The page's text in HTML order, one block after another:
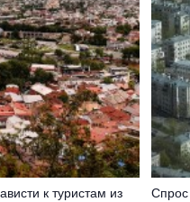
к туристам из
Спрос